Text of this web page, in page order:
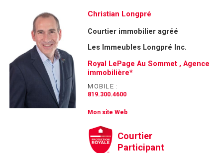
Christian Longpré
Courtier immobilier agréé
Les Immeubles Longpré Inc.
Royal LePage Au Sommet , Agence
immobilière*
MOBILE :
819.300.4600
Mon site Web
Courtier
Participant